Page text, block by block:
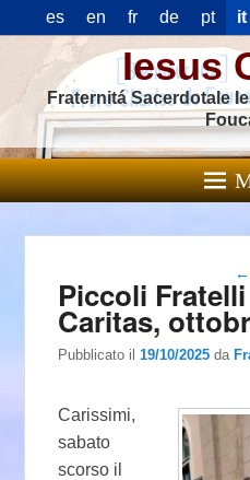
es en fr de pt it
Iesus
Fraternitá Sacerdotale
←
Piccoli
Caritas,
Pubblicato il19/10/2025 da
Carissimi,
sabato
scorso il